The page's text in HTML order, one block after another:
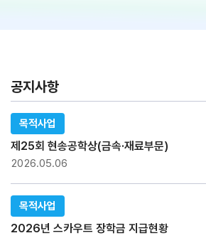
공지사항
목적사업
제25회 현송공학상(금속·재료부문)
2026.05.06
목적사업
2026년 스카우트 장학금 지급현황